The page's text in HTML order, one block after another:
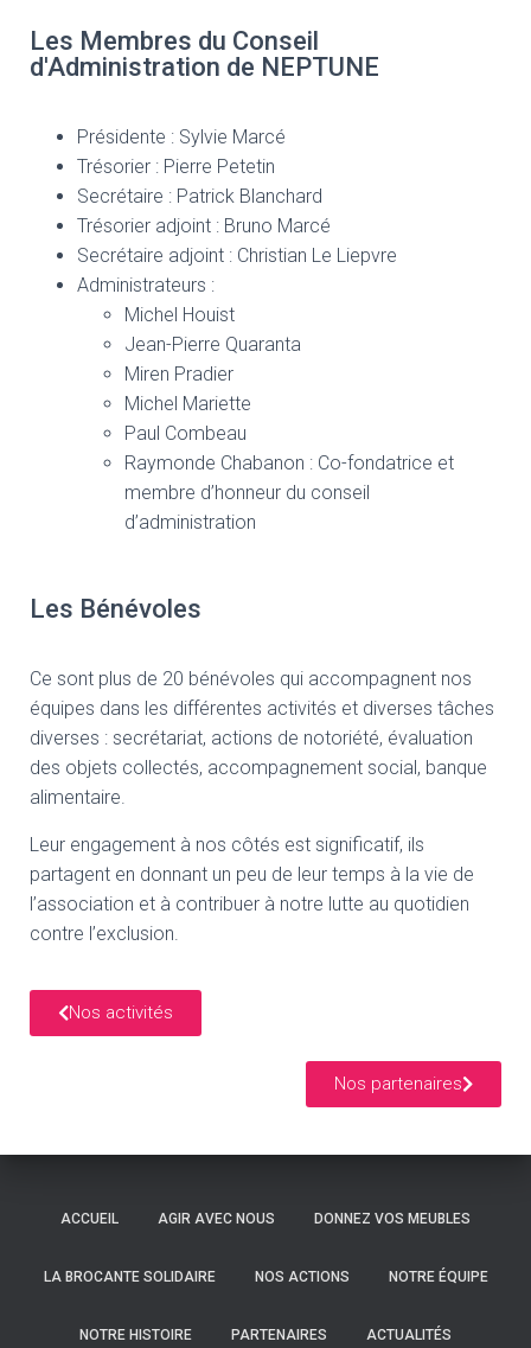
Les Membres du Conseil
d'Administration de NEPTUNE
Présidente : Sylvie Marcé
Trésorier : Pierre Petetin
Secrétaire : Patrick Blanchard
Trésorier adjoint : Bruno Marcé
Secrétaire adjoint : Christian Le Liepvre
Administrateurs :
Michel Houist
Jean-Pierre Quaranta
Miren Pradier
Michel Mariette
Paul Combeau
Raymonde Chabanon : Co-fondatrice et
membre d’honneur du conseil
d’administration
Les Bénévoles
Ce sont plus de 20 bénévoles qui accompagnent nos
équipes dans les différentes activités et diverses tâches
diverses : secrétariat, actions de notoriété, évaluation
des objets collectés, accompagnement social, banque
alimentaire.
Leur engagement à nos côtés est significatif, ils
partagent en donnant un peu de leur temps à la vie de
l’association et à contribuer à notre lutte au quotidien
contre l’exclusion.
Nos activités
Nos partenaires
ACCUEIL AGIR AVEC NOUS DONNEZ VOS MEUBLES
LA BROCANTE SOLIDAIRE NOS ACTIONS NOTRE ÉQUIPE
NOTRE HISTOIRE PARTENAIRES ACTUALITÉS